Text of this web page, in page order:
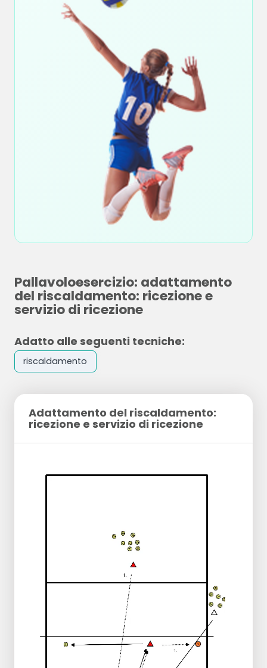
Pallavoloesercizio: adattamento
del riscaldamento: ricezione e
servizio di ricezione
Adatto alle seguenti tecniche:
riscaldamento
Adattamento del riscaldamento:
ricezione e servizio di ricezione